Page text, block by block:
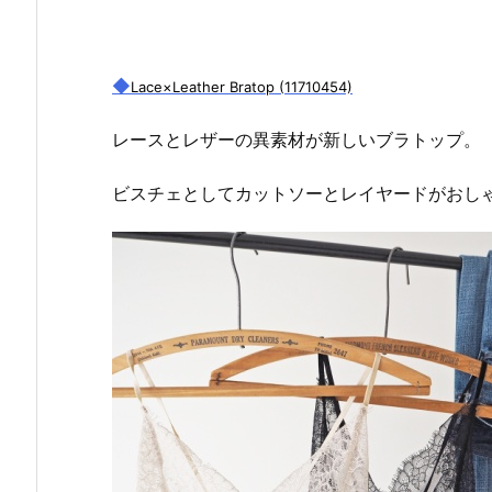
◆Lace×Leather Bratop (11710454)
レースとレザーの異素材が新しいブラトップ。
ビスチェとしてカットソーとレイヤードがおし